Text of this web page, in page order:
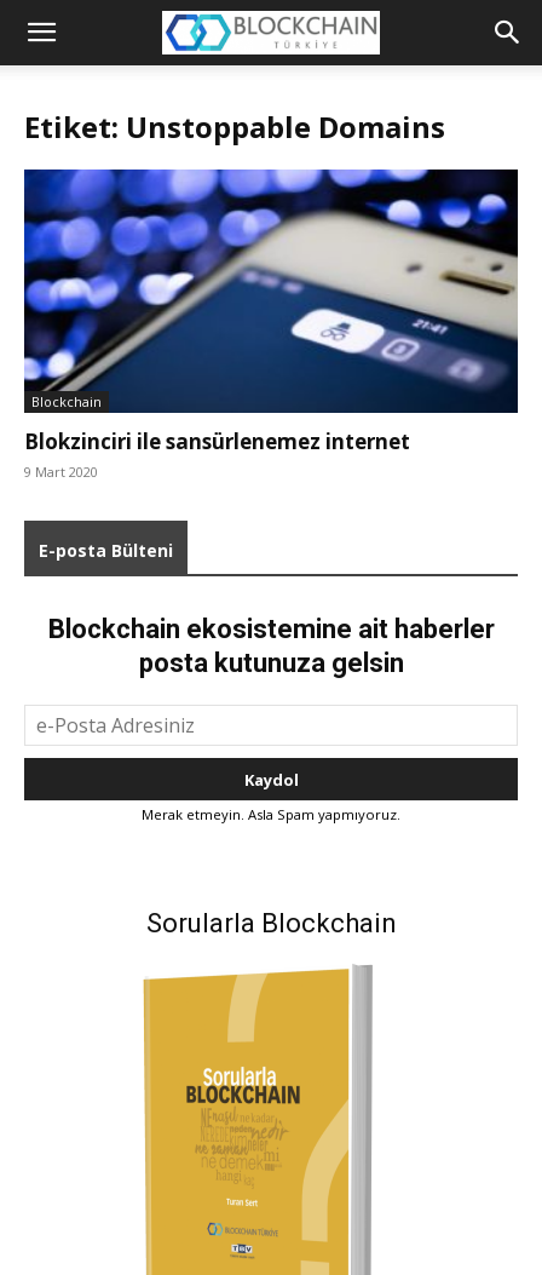
Blockchain
Etiket: Unstoppable Domains
Blockchain
Blokzinciri ile sansürlenemez internet
9 Mart 2020
E-posta Bülteni
Blockchain ekosistemine ait haberler
posta kutunuza gelsin
Merak etmeyin. Asla Spam yapmıyoruz.
Sorularla Blockchain